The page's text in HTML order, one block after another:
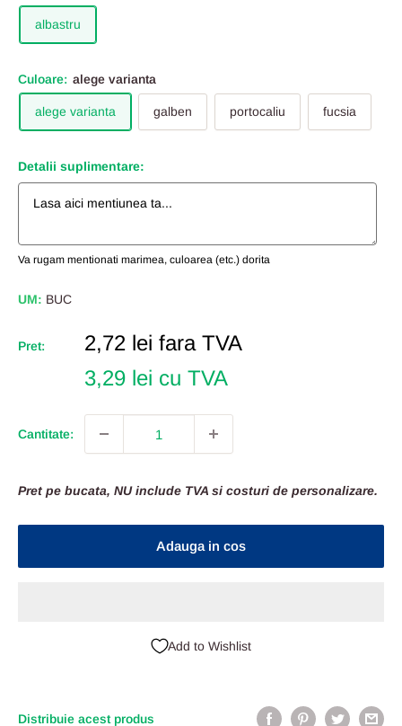
albastru
Culoare: alege varianta
alege varianta galben portocaliu fucsia
Detalii suplimentare:
Va rugam mentionati marimea, culoarea (etc.) dorita
UM: BUC
Pret:
Pret
Redus
2,72 lei fara TVA
3,29 lei cu TVA
Cantitate:
Pret pe bucata, NU include TVA si costuri de personalizare.
Adauga in cos
Add to Wishlist
Distribuie acest produs